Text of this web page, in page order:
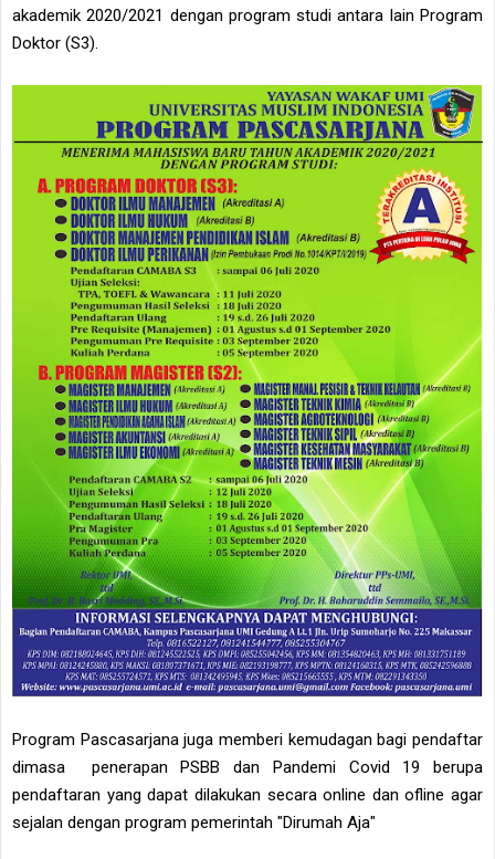
akademik 2020/2021 dengan program studi antara lain Program
Doktor (S3).
Program Pascasarjana juga memberi kemudagan bagi pendaftar
dimasa penerapan PSBB dan Pandemi Covid 19 berupa
pendaftaran yang dapat dilakukan secara online dan ofline agar
sejalan dengan program pemerintah "Dirumah Aja"